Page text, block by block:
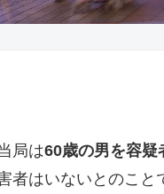
局は60歳の男を容疑
者はいないとのこと